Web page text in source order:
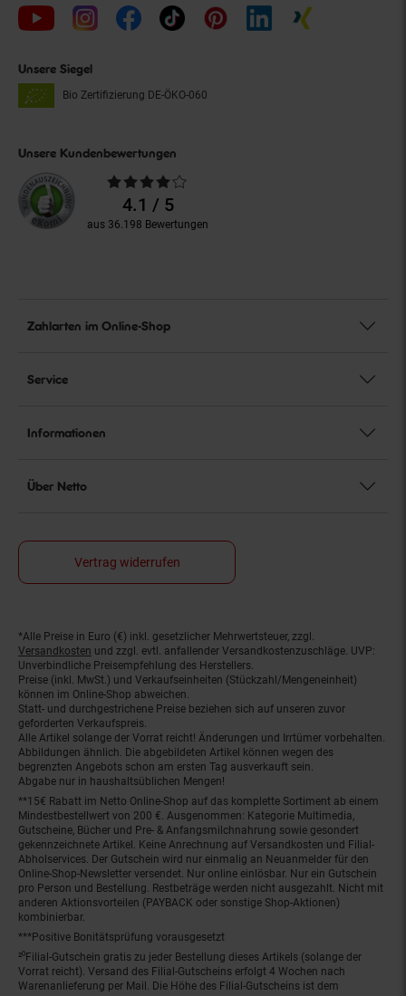
Unsere Siegel
Bio Zertifizierung DE-ÖKO-060
Unsere Kundenbewertungen
Durchschnittliche
Bewertungen4.1 / 5
aus 36.198 Bewertungen
Zahlarten im Online-Shop
Service
Informationen
Über Netto
Vertrag widerrufen
Fußnoten
*Alle Preise in Euro (€) inkl. gesetzlicher Mehrwertsteuer, zzgl.
Versandkosten und zzgl. evtl. anfallender Versandkostenzuschläge. UVP:
Unverbindliche Preisempfehlung des Herstellers.
Preise (inkl. MwSt.) und Verkaufseinheiten (Stückzahl/Mengeneinheit)
können im Online-Shop abweichen.
Statt- und durchgestrichene Preise beziehen sich auf unseren zuvor
geforderten Verkaufspreis.
Alle Artikel solange der Vorrat reicht! Änderungen und Irrtümer vorbehalten.
Abbildungen ähnlich. Die abgebildeten Artikel können wegen des
begrenzten Angebots schon am ersten Tag ausverkauft sein.
Abgabe nur in haushaltsüblichen Mengen!
**15€ Rabatt im Netto Online-Shop auf das komplette Sortiment ab einem
Mindestbestellwert von 200 €. Ausgenommen: Kategorie Multimedia,
Gutscheine, Bücher und Pre- & Anfangsmilchnahrung sowie gesondert
gekennzeichnete Artikel. Keine Anrechnung auf Versandkosten und Filial-
Abholservices. Der Gutschein wird nur einmalig an Neuanmelder für den
Online-Shop-Newsletter versendet. Nur online einlösbar. Nur ein Gutschein
pro Person und Bestellung. Restbeträge werden nicht ausgezahlt. Nicht mit
anderen Aktionsvorteilen (PAYBACK oder sonstige Shop-Aktionen)
kombinierbar.
***Positive Bonitätsprüfung vorausgesetzt
²⁰Filial-Gutschein gratis zu jeder Bestellung dieses Artikels (solange der
Vorrat reicht). Versand des Filial-Gutscheins erfolgt 4 Wochen nach
Warenanlieferung per Mail. Die Höhe des Filial-Gutscheins ist dem